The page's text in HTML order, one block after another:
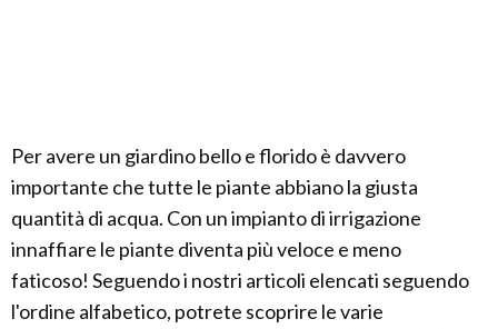
Per avere un giardino bello e florido è davvero
importante che tutte le piante abbiano la giusta
quantità di acqua. Con un impianto di irrigazione
innaffiare le piante diventa più veloce e meno
faticoso! Seguendo i nostri articoli elencati seguendo
l'ordine alfabetico, potrete scoprire le varie